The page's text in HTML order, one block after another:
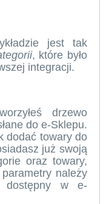
jest tak
, które było
integracji.
drzewo
do e-Sklepu.
dodać towary do
już swoją
oraz towary,
należy
dostępny w e-